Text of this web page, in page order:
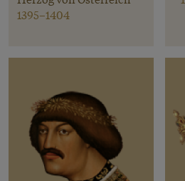
1395–1404